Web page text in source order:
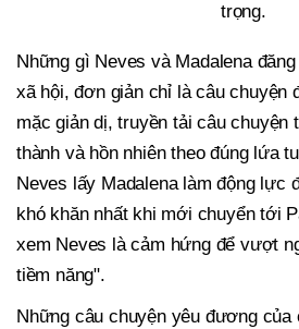
trọng.
Những gì Neves và Madalena
xã hội, đơn giản chỉ là câu chuyện
mặc giản dị, truyền tải câu chuyện
thành và hồn nhiên theo đúng lứa
Neves lấy Madalena làm động lực
khó khăn nhất khi mới chuyển tới
xem Neves là cảm hứng để vượt
tiềm năng".
Những câu chuyện yêu đương của